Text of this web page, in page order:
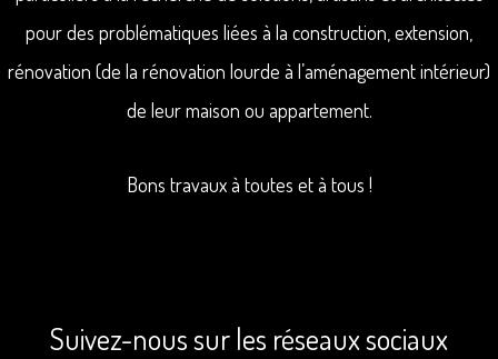
pour des problématiques liées à la construction, extension,
rénovation (de la rénovation lourde à l’aménagement intérieur)
de leur maison ou appartement.
Bons travaux à toutes et à tous !
Suivez-nous sur les réseaux sociaux